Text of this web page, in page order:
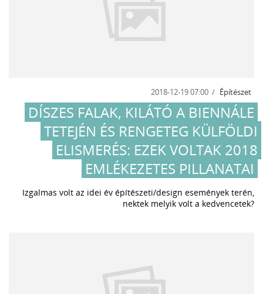
2018-12-19 07:00 Építészet
DÍSZES FALAK, KILÁTÓ A BIENNÁLE
TETEJÉN ÉS RENGETEG KÜLFÖLDI
ELISMERÉS: EZEK VOLTAK 2018
EMLÉKEZETES PILLANATAI
Izgalmas volt az idei év építészeti/design események terén,
nektek melyik volt a kedvencetek?